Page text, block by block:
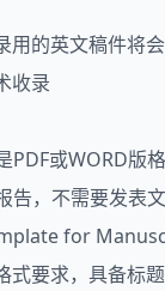
用的英文稿件将
收录
PDF或WORD版
告，不需要发表
for
式要求，具备标